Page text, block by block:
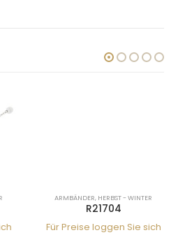
ARMBÄNDER,HERBST - WINTER
R21704
Für Preise loggen Sie sich